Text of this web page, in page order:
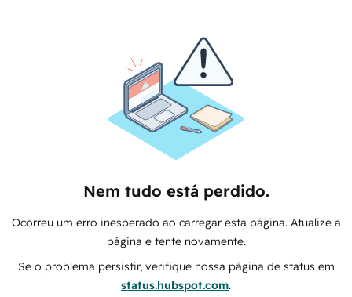
Nem tudo está perdido.
Ocorreu um erro inesperado ao carregar esta página. Atualize a
página e tente novamente.
Se o problema persistir, verifique nossa página de status em
status.hubspot.com.